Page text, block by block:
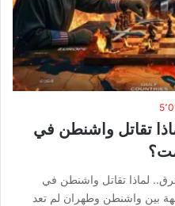
تقاتل واشنطن في
لماذا تقاتل واشنطن في
بين واشنطن وطهران لم تعد